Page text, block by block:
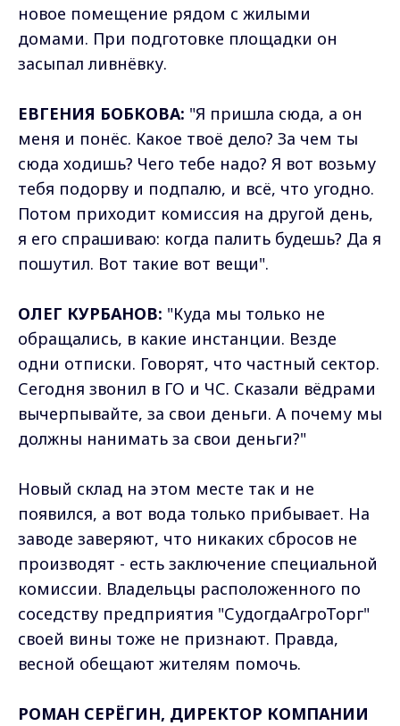
новое помещение рядом с жилыми
домами. При подготовке площадки он
засыпал ливнёвку.
ЕВГЕНИЯ БОБКОВА: "Я пришла сюда, а он
меня и понёс. Какое твоё дело? За чем ты
сюда ходишь? Чего тебе надо? Я вот возьму
тебя подорву и подпалю, и всё, что угодно.
Потом приходит комиссия на другой день,
я его спрашиваю: когда палить будешь? Да я
пошутил. Вот такие вот вещи".
ОЛЕГ КУРБАНОВ: "Куда мы только не
обращались, в какие инстанции. Везде
одни отписки. Говорят, что частный сектор.
Сегодня звонил в ГО и ЧС. Сказали вёдрами
вычерпывайте, за свои деньги. А почему мы
должны нанимать за свои деньги?"
Новый склад на этом месте так и не
появился, а вот вода только прибывает. На
заводе заверяют, что никаких сбросов не
производят - есть заключение специальной
комиссии. Владельцы расположенного по
соседству предприятия "СудогдаАгроТорг"
своей вины тоже не признают. Правда,
весной обещают жителям помочь.
РОМАН СЕРЁГИН, ДИРЕКТОР КОМПАНИИ